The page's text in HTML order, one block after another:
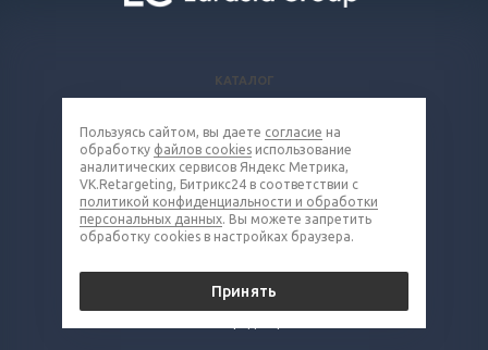
© 2026 Все права защищены.
КАТАЛОГ
КОМПАНИЯ
КОНТАКТЫ
8 (800) 302-16-85
metall@eq-mail.ru
Пользуясь сайтом, вы даете согласие на
обработку файлов cookies использование
аналитических сервисов Яндекс Метрика,
VK.Retargeting, Битрикс24 в соответствии с
политикой конфиденциальности и обработки
персональных данных. Вы можете запретить
обработку cookies в настройках браузера.
Принять